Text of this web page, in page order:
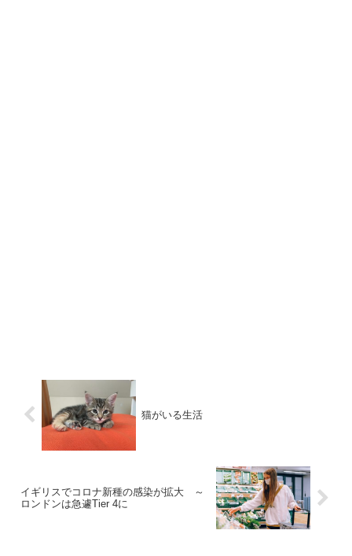
猫がいる生活
イギリスでコロナ新種の感染が拡大 ～
ロンドンは急遽Tier 4に